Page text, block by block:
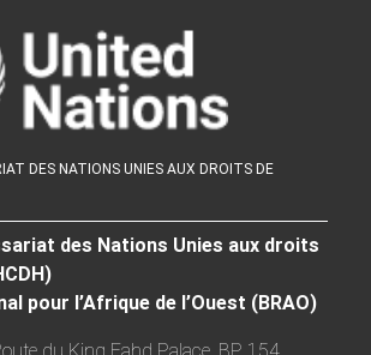
DES NATIONS UNIES AUX DROITS DE
des Nations Unies aux droits
pour l’Afrique de l’Ouest (BRAO)
du King Fahd Palace, BP 154,